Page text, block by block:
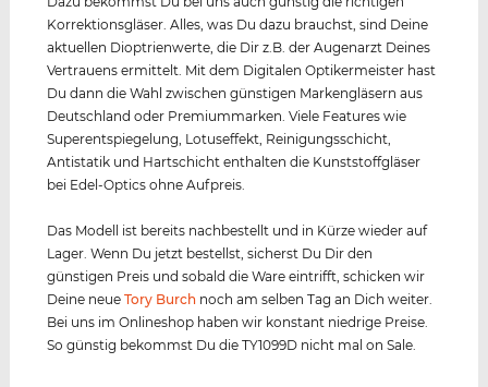
Korrektionsgläser. Alles, was Du dazu brauchst, sind Deine
aktuellen Dioptrienwerte, die Dir z.B. der Augenarzt Deines
Vertrauens ermittelt. Mit dem Digitalen Optikermeister hast
Du dann die Wahl zwischen günstigen Markengläsern aus
Deutschland oder Premiummarken. Viele Features wie
Superentspiegelung, Lotuseffekt, Reinigungsschicht,
Antistatik und Hartschicht enthalten die Kunststoffgläser
bei Edel-Optics ohne Aufpreis.
Das Modell ist bereits nachbestellt und in Kürze wieder auf
Lager. Wenn Du jetzt bestellst, sicherst Du Dir den
günstigen Preis und sobald die Ware eintrifft, schicken wir
Deine neueTory Burch noch am selben Tag an Dich weiter.
Bei uns im Onlineshop haben wir konstant niedrige Preise.
So günstig bekommst Du die TY1099D nicht mal on Sale.